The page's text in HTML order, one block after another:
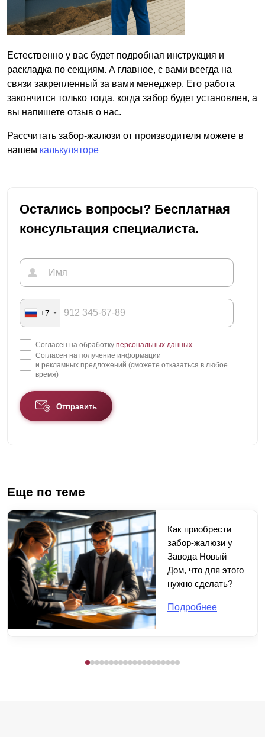
Естественно у вас будет подробная инструкция и
раскладка по секциям. А главное, с вами всегда на
связи закрепленный за вами менеджер. Его работа
закончится только тогда, когда забор будет установлен, а
вы напишете отзыв о нас.
Рассчитать забор-жалюзи от производителя можете в
нашем калькуляторе
Остались вопросы? Бесплатная
консультация специалиста.
+7
Согласен на обработку персональных данных
Согласен на получение информации
и рекламных предложений (сможете отказаться в любое
время)
Отправить
Еще по теме
Как приобрести
забор-жалюзи у
Завода Новый
Дом, что для этого
нужно сделать?
Подробнее